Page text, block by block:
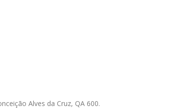
Alves da Cruz, QA 600.